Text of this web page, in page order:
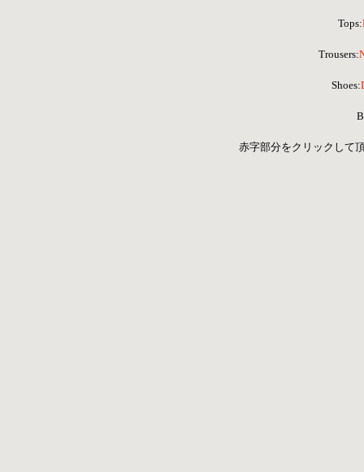
Tops:
Trousers:
Shoes:
赤字部分をクリックして